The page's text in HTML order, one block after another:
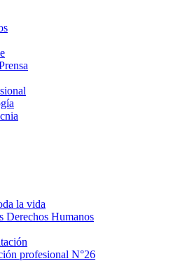
la vida
Derechos Humanos
profesional N°26